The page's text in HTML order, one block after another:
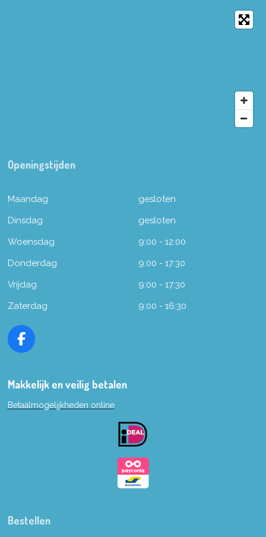
Openingstijden
Maandag
gesloten
Dinsdag
gesloten
Woensdag
9:00 - 12:00
Donderdag
9:00 - 17:30
Vrijdag
9:00 - 17:30
Zaterdag
9:00 - 16:30
F
e
o
Makkelijk en veilig betalen
Betaalmogelijkheden online
Bestellen